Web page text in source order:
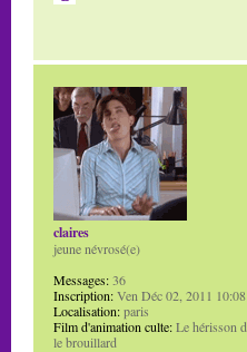
claires
jeune névrosé(e)
Messages:36
Inscription:Ven Déc 02, 2011
Localisation:paris
Film d'animation culte:Le hérisson
le brouillard